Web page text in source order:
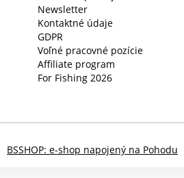
Newsletter
Kontaktné údaje
GDPR
Voľné pracovné pozície
Affiliate program
For Fishing 2026
BSSHOP: e-shop napojený na Pohodu